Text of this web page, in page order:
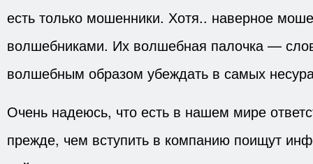
есть только мошенники. Хотя.. наверное
волшебниками. Их волшебная палочка —
волшебным образом убеждать в самых
Очень надеюсь, что есть в нашем мире
прежде, чем вступить в компанию поищут